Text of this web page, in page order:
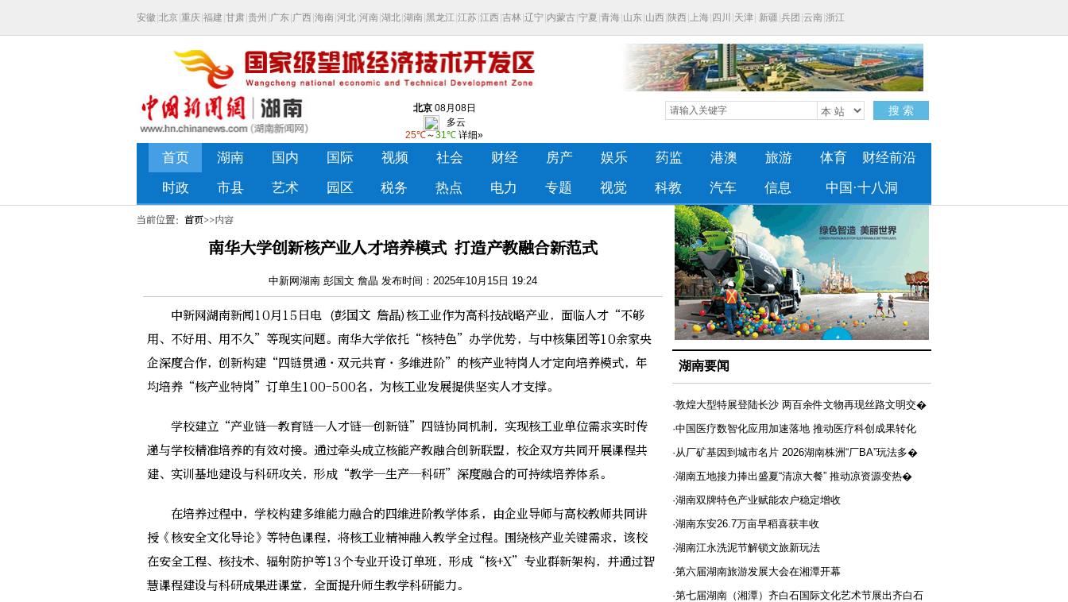
当前位置： 首页>>内容
南华大学创新核产业人才培养模式 打造产教融合新范式
中新网湖南 彭国文 詹晶 发布时间：2025年10月15日 19:24
中新网湖南新闻10月15日电 (彭国文 詹晶)核工业作为高科技战略产业，面临人才“不够
用、不好用、用不久”等现实问题。南华大学依托“核特色”办学优势，与中核集团等10余家央
企深度合作，创新构建“四链贯通·双元共育·多维进阶”的核产业特岗人才定向培养模式，年
均培养“核产业特岗”订单生100-500名，为核工业发展提供坚实人才支撑。
学校建立“产业链—教育链—人才链—创新链”四链协同机制，实现核工业单位需求实时传
递与学校精准培养的有效对接。通过牵头成立核能产教融合创新联盟，校企双方共同开展课程共
建、实训基地建设与科研攻关，形成“教学—生产—科研”深度融合的可持续培养体系。
在培养过程中，学校构建多维能力融合的四维进阶教学体系，由企业导师与高校教师共同讲
授《核安全文化导论》等特色课程，将核工业精神融入教学全过程。围绕核产业关键需求，该校
在安全工程、核技术、辐射防护等13个专业开设订单班，形成“核+X”专业群新架构，并通过智
慧课程建设与科研成果进课堂，全面提升师生教学科研能力。
湖南要闻
·敦煌大型特展登陆长沙 两百余件文物再现丝路文明交�
·中国医疗数智化应用加速落地 推动医疗科创成果转化
·从厂矿基因到城市名片 2026湖南株洲“厂BA”玩法多�
·湖南五地接力捧出盛夏“清凉大餐” 推动凉资源变热�
·湖南双牌特色产业赋能农户稳定增收
·湖南东安26.7万亩早稻喜获丰收
·湖南江永洗泥节解锁文旅新玩法
·第六届湖南旅游发展大会在湘潭开幕
·第七届湖南（湘潭）齐白石国际文化艺术节展出齐白石